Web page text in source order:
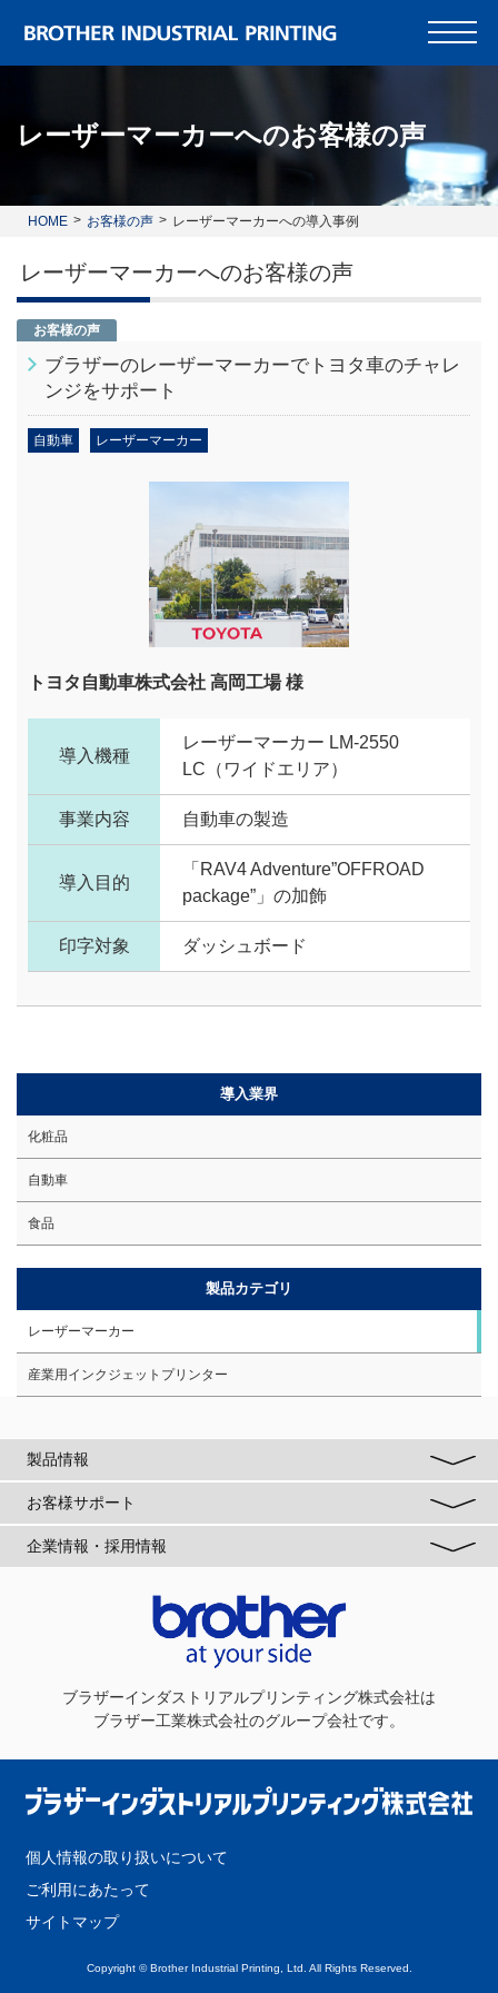
レーザーマーカーへのお客様の声
HOME お客様の声 レーザーマーカーへの導入事例
レーザーマーカーへのお客様の声
お客様の声
ブラザーのレーザーマーカーでトヨタ車のチャレ
ンジをサポート
自動車 レーザーマーカー
トヨタ自動車株式会社 高岡工場 様
導入機種
レーザーマーカー LM-2550
LC（ワイドエリア）
事業内容 自動車の製造
導入目的
「RAV4 Adventure”OFFROAD
package”」の加飾
印字対象 ダッシュボード
導入業界
化粧品
自動車
食品
製品カテゴリ
レーザーマーカー
産業用インクジェットプリンター
製品情報
お客様サポート
企業情報・採用情報
ブラザーインダストリアルプリンティング株式会社は
ブラザー工業株式会社のグループ会社です。
個人情報の取り扱いについて
ご利用にあたって
サイトマップ
Copyright © Brother Industrial Printing, Ltd. All Rights Reserved.